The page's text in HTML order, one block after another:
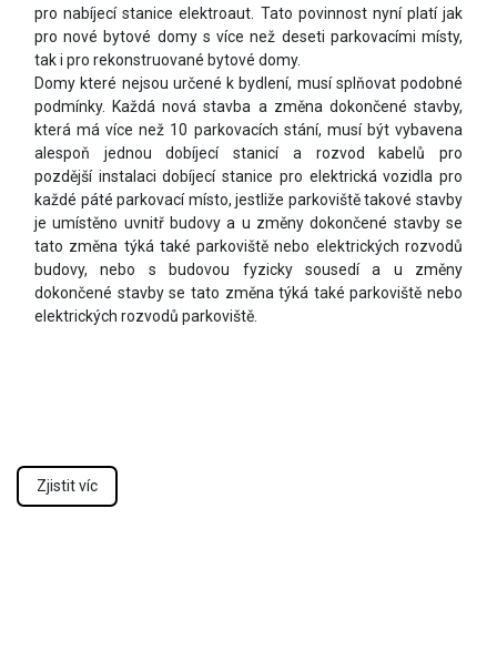
pro nabíjecí stanice elektroaut. Tato povinnost nyní platí jak
pro nové bytové domy s více než deseti parkovacími místy,
tak i pro rekonstruované bytové domy.
Domy které nejsou určené k bydlení, musí splňovat podobné
podmínky. Každá nová stavba a změna dokončené stavby,
která má více než 10 parkovacích stání, musí být vybavena
alespoň jednou dobíjecí stanicí a rozvod kabelů pro
pozdější instalaci dobíjecí stanice pro elektrická vozidla pro
každé páté parkovací místo, jestliže parkoviště takové stavby
je umístěno uvnitř budovy a u změny dokončené stavby se
tato změna týká také parkoviště nebo elektrických rozvodů
budovy, nebo s budovou fyzicky sousedí a u změny
dokončené stavby se tato změna týká také parkoviště nebo
elektrických rozvodů parkoviště.
Zjistit víc